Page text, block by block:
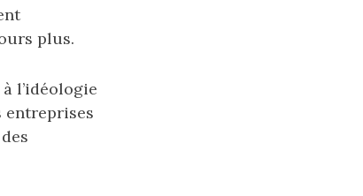
plus.
l’idéologie
entreprises